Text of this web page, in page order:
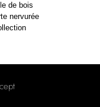
de bois
nervurée